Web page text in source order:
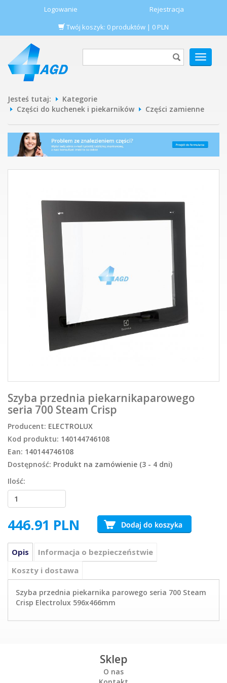
Logowanie
Rejestracja
Twój koszyk: 0 produktów | 0 PLN
POKAŻ
MENU
Jesteś tutaj:
Kategorie
Części do kuchenek i piekarników
Części zamienne
Szyba przednia piekarnikaparowego
seria 700 Steam Crisp
Producent: ELECTROLUX
Kod produktu: 140144746108
Ean: 140144746108
Dostępność: Produkt na zamówienie (3 - 4 dni)
Ilość:
446.91 PLN
Opis
Informacja o bezpieczeństwie
Koszty i dostawa
Szyba przednia piekarnika parowego seria 700 Steam
Crisp Electrolux 596x466mm
Sklep
O nas